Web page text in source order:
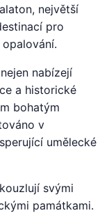
největší
pro
nabízejí
a historické
bohatým
v
umělecké
svými
památkami.